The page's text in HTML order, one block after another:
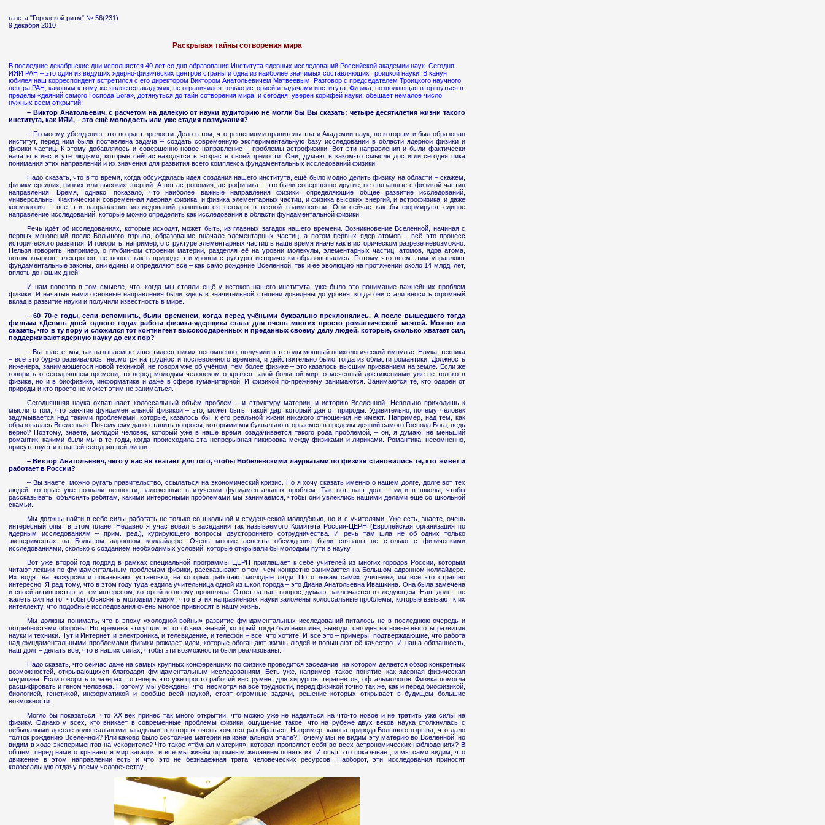
газета "Городской ритм" № 56(231)
9 декабря 2010
Раскрывая тайны сотворения мира
В последние декабрьские дни исполняется 40 лет со дня образования Института ядерных исследований Российской академии наук. Сегодня
ИЯИ РАН – это один из ведущих ядерно-физических центров страны и одна из наиболее значимых составляющих троицкой науки. В канун
юбилея наш корреспондент встретился с его директором Виктором Анатольевичем Матвеевым. Разговор с председателем Троицкого научного
центра РАН, каковым к тому же является академик, не ограничился только историей и задачами института. Физика, позволяющая вторгнуться в
пределы «деяний самого Господа Бога», дотянуться до тайн сотворения мира, и сегодня, уверен корифей науки, обещает немалое число
нужных всем открытий.
– Виктор Анатольевич, с расчётом на далёкую от науки аудиторию не могли бы Вы сказать: четыре десятилетия жизни такого
института, как ИЯИ, – это ещё молодость или уже стадия возмужания?
– По моему убеждению, это возраст зрелости. Дело в том, что решениями правительства и Академии наук, по которым и был образован
институт, перед ним была поставлена задача – создать современную экспериментальную базу исследований в области ядерной физики и
физики частиц. К этому добавлялось и совершенно новое направление – проблемы астрофизики. Вот эти направления и были фактически
начаты в институте людьми, которые сейчас находятся в возрасте своей зрелости. Они, думаю, в каком-то смысле достигли сегодня пика
понимания этих направлений и их значения для развития всего комплекса фундаментальных исследований физики.
Надо сказать, что в то время, когда обсуждалась идея создания нашего института, ещё было модно делить физику на области – скажем,
физику средних, низких или высоких энергий. А вот астрономия, астрофизика – это были совершенно другие, не связанные с физикой частиц
направления. Время, однако, показало, что наиболее важные направления физики, определяющие общее развитие исследований,
универсальны. Фактически и современная ядерная физика, и физика элементарных частиц, и физика высоких энергий, и астрофизика, и даже
космология – все эти направления исследований развиваются сегодня в тесной взаимосвязи. Они сейчас как бы формируют единое
направление исследований, которые можно определить как исследования в области фундаментальной физики.
Речь идёт об исследованиях, которые исходят, может быть, из главных загадок нашего времени. Возникновение Вселенной, начиная с
первых мгновений после Большого взрыва, образование вначале элементарных частиц, а потом первых ядер атомов – всё это процесс
исторического развития. И говорить, например, о структуре элементарных частиц в наше время иначе как в историческом разрезе невозможно.
Нельзя говорить, например, о глубинном строении материи, разделяя её на уровни молекулы, элементарных частиц, атомов, ядра атома,
потом кварков, электронов, не поняв, как в природе эти уровни структуры исторически образовывались. Потому что всем этим управляют
фундаментальные законы, они едины и определяют всё – как само рождение Вселенной, так и её эволюцию на протяжении около 14 млрд. лет,
вплоть до наших дней.
И нам повезло в том смысле, что, когда мы стояли ещё у истоков нашего института, уже было это понимание важнейших проблем
физики. И начатые нами основные направления были здесь в значительной степени доведены до уровня, когда они стали вносить огромный
вклад в развитие науки и получили известность в мире.
– 60–70-е годы, если вспомнить, были временем, когда перед учёными буквально преклонялись. А после вышедшего тогда
фильма «Девять дней одного года» работа физика-ядерщика стала для очень многих просто романтической мечтой. Можно ли
сказать, что в ту пору и сложился тот контингент высокоодарённых и преданных своему делу людей, которые, сколько хватает сил,
поддерживают ядерную науку до сих пор?
– Вы знаете, мы, так называемые «шестидесятники», несомненно, получили в те годы мощный психологический импульс. Наука, техника
– всё это бурно развивалось, несмотря на трудности послевоенного времени, и действительно было тогда из области романтики. Должность
инженера, занимающегося новой техникой, не говоря уже об учёном, тем более физике – это казалось высшим призванием на земле. Если же
говорить о сегодняшнем времени, то перед молодым человеком открылся такой большой мир, отмеченный достижениями уже не только в
физике, но и в биофизике, информатике и даже в сфере гуманитарной. И физикой по-прежнему занимаются. Занимаются те, кто одарён от
природы и кто просто не может этим не заниматься.
Сегодняшняя наука охватывает колоссальный объём проблем – и структуру материи, и историю Вселенной. Невольно приходишь к
мысли о том, что занятие фундаментальной физикой – это, может быть, такой дар, который дан от природы. Удивительно, почему человек
задумывается над такими проблемами, которые, казалось бы, к его реальной жизни никакого отношения не имеют. Например, над тем, как
образовалась Вселенная. Почему ему дано ставить вопросы, которыми мы буквально вторгаемся в пределы деяний самого Господа Бога, ведь
верно? Поэтому, знаете, молодой человек, который уже в наше время озадачивается такого рода проблемой, – он, я думаю, не меньший
романтик, какими были мы в те годы, когда происходила эта непрерывная пикировка между физиками и лириками. Романтика, несомненно,
присутствует и в нашей сегодняшней жизни.
– Виктор Анатольевич, чего у нас не хватает для того, чтобы Нобелевскими лауреатами по физике становились те, кто живёт и
работает в России?
– Вы знаете, можно ругать правительство, ссылаться на экономический кризис. Но я хочу сказать именно о нашем долге, долге вот тех
людей, которые уже познали ценности, заложенные в изучении фундаментальных проблем. Так вот, наш долг – идти в школы, чтобы
рассказывать, объяснять ребятам, какими интересными проблемами мы занимаемся, чтобы они увлеклись нашими делами ещё со школьной
скамьи.
Мы должны найти в себе силы работать не только со школьной и студенческой молодёжью, но и с учителями. Уже есть, знаете, очень
интересный опыт в этом плане. Недавно я участвовал в заседании так называемого Комитета Россия-ЦЕРН (Европейская организация по
ядерным исследованиям – прим. ред.), курирующего вопросы двустороннего сотрудничества. И речь там шла не об одних только
экспериментах на Большом адронном коллайдере. Очень многие аспекты обсуждения были связаны не столько с физическими
исследованиями, сколько с созданием необходимых условий, которые открывали бы молодым пути в науку.
Вот уже второй год подряд в рамках специальной программы ЦЕРН приглашает к себе учителей из многих городов России, которым
читают лекции по фундаментальным проблемам физики, рассказывают о том, чем конкретно занимаются на Большом адронном коллайдере.
Их водят на экскурсии и показывают установки, на которых работают молодые люди. По отзывам самих учителей, им всё это страшно
интересно. Я рад тому, что в этом году туда ездила учительница одной из школ города – это Диана Анатольевна Ивашкина. Она была замечена
и своей активностью, и тем интересом, который ко всему проявляла. Ответ на ваш вопрос, думаю, заключается в следующем. Наш долг – не
жалеть сил на то, чтобы объяснять молодым людям, что в этих направлениях науки заложены колоссальные проблемы, которые взывают к их
интеллекту, что подобные исследования очень многое привносят в нашу жизнь.
Мы должны понимать, что в эпоху «холодной войны» развитие фундаментальных исследований питалось не в последнюю очередь и
потребностями обороны. Но времена эти ушли, и тот объём знаний, который тогда был накоплен, выводит сегодня на новые высоты развитие
науки и техники. Тут и Интернет, и электроника, и телевидение, и телефон – всё, что хотите. И всё это – примеры, подтверждающие, что работа
над фундаментальными проблемами физики рождает идеи, которые обогащают жизнь людей и повышают её качество. И наша обязанность,
наш долг – делать всё, что в наших силах, чтобы эти возможности были реализованы.
Надо сказать, что сейчас даже на самых крупных конференциях по физике проводится заседание, на котором делается обзор конкретных
возможностей, открывающихся благодаря фундаментальным исследованиям. Есть уже, например, такое понятие, как ядерная физическая
медицина. Если говорить о лазерах, то теперь это уже просто рабочий инструмент для хирургов, терапевтов, офтальмологов. Физика помогла
расшифровать и геном человека. Поэтому мы убеждены, что, несмотря на все трудности, перед физикой точно так же, как и перед биофизикой,
биологией, генетикой, информатикой и вообще всей наукой, стоят огромные задачи, решение которых открывает в будущем большие
возможности.
Могло бы показаться, что XX век принёс так много открытий, что можно уже не надеяться на что-то новое и не тратить уже силы на
физику. Однако у всех, кто вникает в современные проблемы физики, ощущение такое, что на рубеже двух веков наука столкнулась с
небывалыми доселе колоссальными загадками, в которых очень хочется разобраться. Например, какова природа Большого взрыва, что дало
толчок рождению Вселенной? Или каково было состояние материи на изначальном этапе? Почему мы не видим эту материю во Вселенной, но
видим в ходе экспериментов на ускорителе? Что такое «тёмная материя», которая проявляет себя во всех астрономических наблюдениях? В
общем, перед нами открывается мир загадок, и все мы живём огромным желанием понять их. И опыт это показывает, и мы сами видим, что
движение в этом направлении есть и что это не безнадёжная трата человеческих ресурсов. Наоборот, эти исследования приносят
колоссальную отдачу всему человечеству.